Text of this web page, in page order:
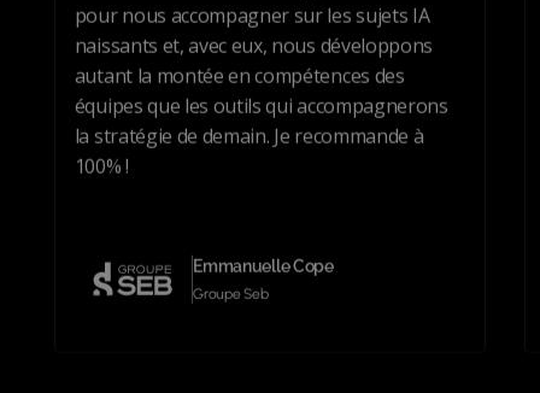
pour nous accompagner sur les sujets IA
naissants et, avec eux, nous développons
autant la montée en compétences des
équipes que les outils qui accompagnerons
la stratégie de demain. Je recommande à
100% !
Emmanuelle Cope
Groupe Seb